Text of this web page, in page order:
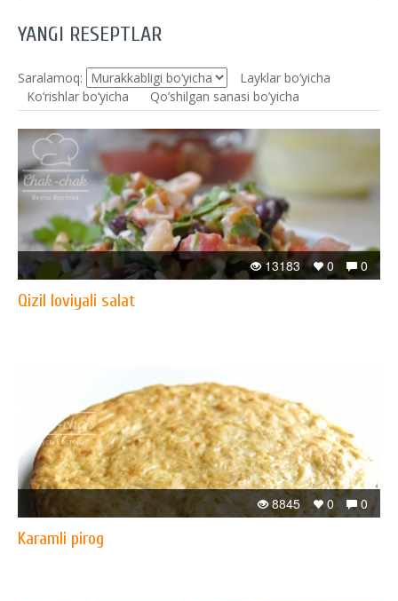
YANGI RESEPTLAR
Saralamoq:
Layklar bo’yicha
Ko‘rishlar bo‘yicha
Qo’shilgan sanasi bo’yicha
0
0
13183
Qizil loviyali salat
0
0
8845
Karamli pirog